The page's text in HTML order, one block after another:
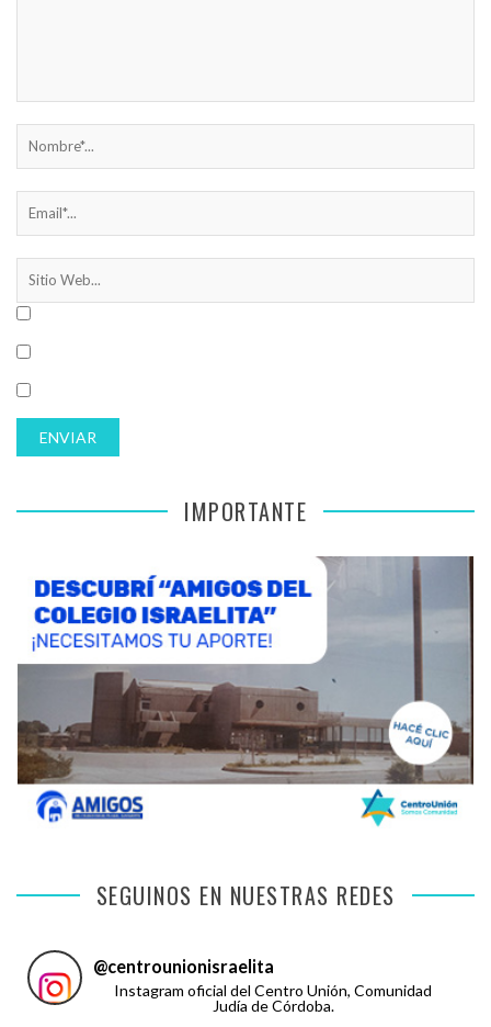
IMPORTANTE
SEGUINOS EN NUESTRAS REDES
@centrounionisraelita
Instagram oficial del Centro Unión, Comunidad
Judía de Córdoba.